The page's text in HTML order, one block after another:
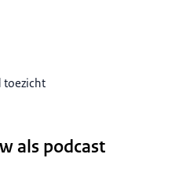
toezicht
als podcast